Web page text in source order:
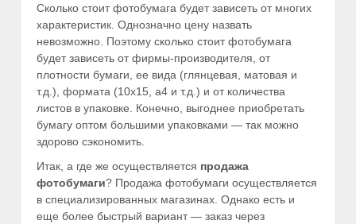
Сколько стоит фотобумага будет зависеть от многих
характеристик. Однозначно цену назвать
невозможно. Поэтому сколько стоит фотобумага
будет зависеть от фирмы-производителя, от
плотности бумаги, ее вида (глянцевая, матовая и
т.д.), формата (10х15, а4 и т.д.) и от количества
листов в упаковке. Конечно, выгоднее приобретать
бумагу оптом большими упаковками — так можно
здорово сэкономить.
Итак, а где же осуществляется продажа
фотобумаги? Продажа фотобумаги осуществляется
в специализированных магазинах. Однако есть и
еще более быстрый вариант — заказ через